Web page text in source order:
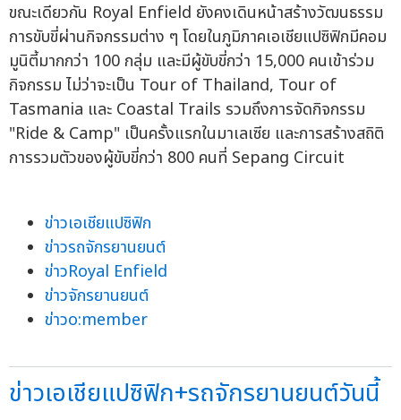
ขณะเดียวกัน Royal Enfield ยังคงเดินหน้าสร้างวัฒนธรรม
การขับขี่ผ่านกิจกรรมต่าง ๆ โดยในภูมิภาคเอเชียแปซิฟิกมีคอม
มูนิตี้มากกว่า 100 กลุ่ม และมีผู้ขับขี่กว่า 15,000 คนเข้าร่วม
กิจกรรม ไม่ว่าจะเป็น Tour of Thailand, Tour of
Tasmania และ Coastal Trails รวมถึงการจัดกิจกรรม
"Ride & Camp" เป็นครั้งแรกในมาเลเซีย และการสร้างสถิติ
การรวมตัวของผู้ขับขี่กว่า 800 คนที่ Sepang Circuit
ข่าวเอเชียแปซิฟิก
ข่าวรถจักรยานยนต์
ข่าวRoyal Enfield
ข่าวจักรยานยนต์
ข่าวo:member
ข่าวเอเชียแปซิฟิก+รถจักรยานยนต์วันนี้